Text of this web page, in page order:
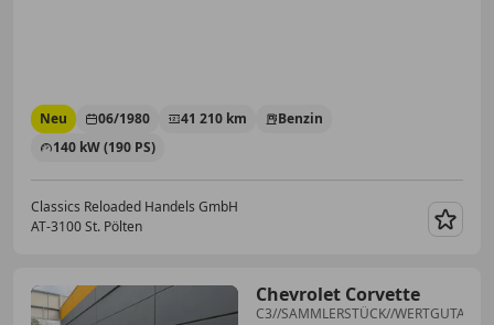
Neu 06/1980 41 210 km
Benzin
140 kW (190 PS)
Classics Reloaded Handels GmbH
AT-3100 St. Pölten
Chevrolet Corvette
C3//SAMMLERSTÜCK//